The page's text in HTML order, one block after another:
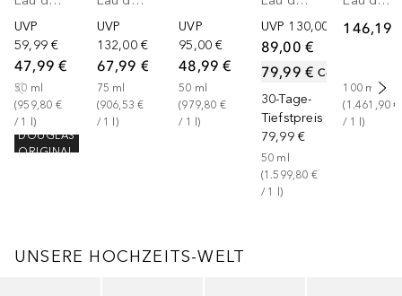
UVP
59,99 €
47,99 €
50 ml
(959,80 €
/ 1 l)
DOUGLAS
ORIGINAL
UVP
132,00 €
67,99 €
75 ml
(906,53 €
/ 1 )
UVP
95,00 €
48,99 €
50 ml
(979,80 €
/ 1 l)
UVP 130,00 €
89,00 €
Code
79,99 €
30-Tage-
Tiefstpreis
79,99 €
50 ml
(1.599,80 €
/ 1 )
146,19
100 ml
(1.461,90 €
/ 1 l)
UNSERE HOCHZEITS-WELT